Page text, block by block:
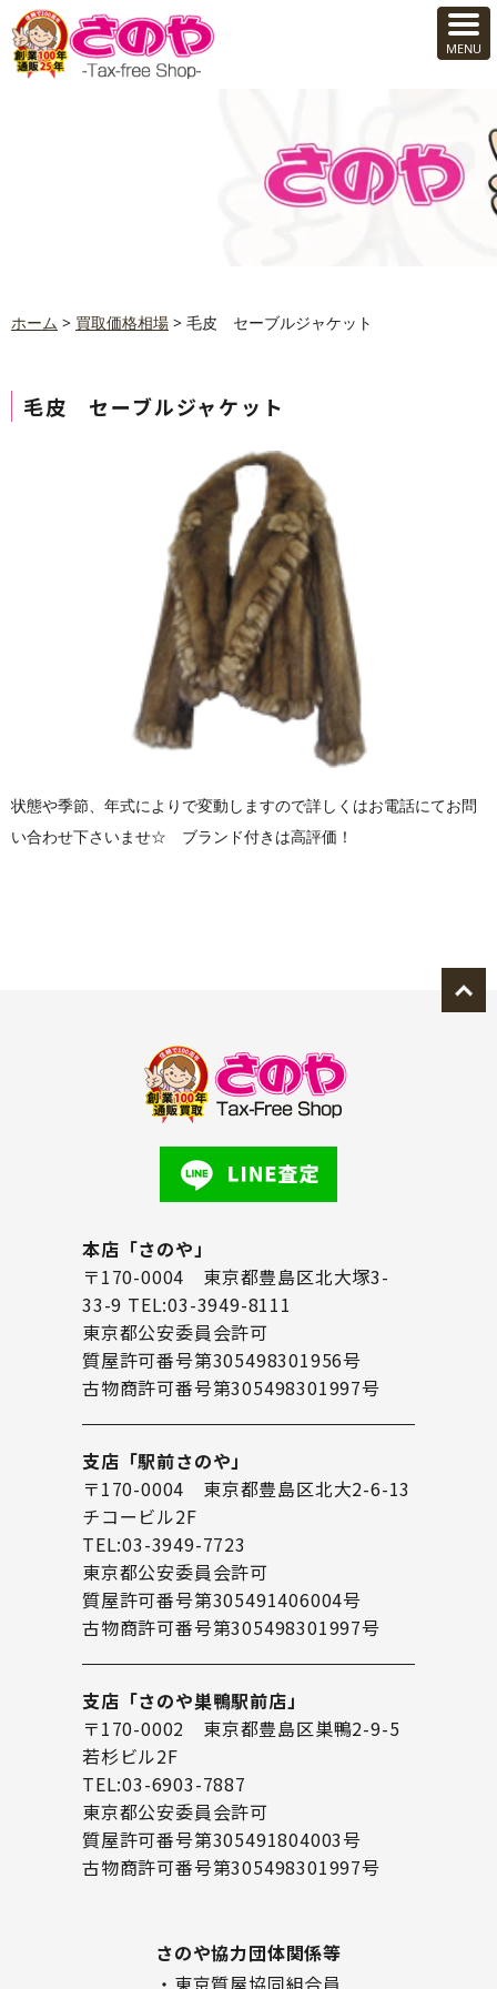
ホーム > 買取価格相場 > 毛皮 セーブルジャケット
毛皮 セーブルジャケット
状態や季節、年式によりで変動しますので詳しくはお電話にてお問
い合わせ下さいませ☆ ブランド付きは高評価！
本店「さのや」
〒170-0004 東京都豊島区北大塚3-
33-9 TEL:03-3949-8111
東京都公安委員会許可
質屋許可番号第305498301956号
古物商許可番号第305498301997号
支店「駅前さのや」
〒170-0004 東京都豊島区北大2-6-13
チコービル2F
TEL:03-3949-7723
東京都公安委員会許可
質屋許可番号第305491406004号
古物商許可番号第305498301997号
支店「さのや巣鴨駅前店」
〒170-0002 東京都豊島区巣鴨2-9-5
若杉ビル2F
TEL:03-6903-7887
東京都公安委員会許可
質屋許可番号第305491804003号
古物商許可番号第305498301997号
さのや協力団体関係等
・東京質屋協同組合員